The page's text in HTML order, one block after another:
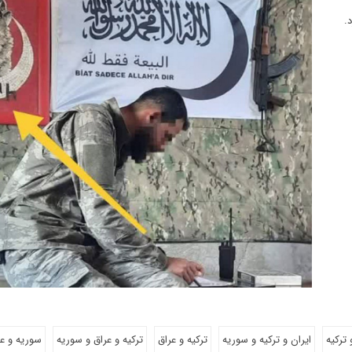
ترکیه ایران و ترکیه و سوریه ترکیه و عراق ترکیه و عراق و سوریه سوریه و